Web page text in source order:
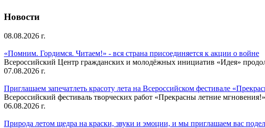
Новости
08.08.2026 г.
«Помним. Гордимся. Читаем!» - вся страна присоединяется к акции о войне
Всероссийский Центр гражданских и молодёжных инициатив «Идея»
07.08.2026 г.
Приглашаем запечатлеть красоту лета на Всероссийском фестивале
Всероссийский фестиваль творческих работ «Прекрасны летние мгновения!»
06.08.2026 г.
Природа летом щедра на краски, звуки и эмоции, и мы приглашаем вас